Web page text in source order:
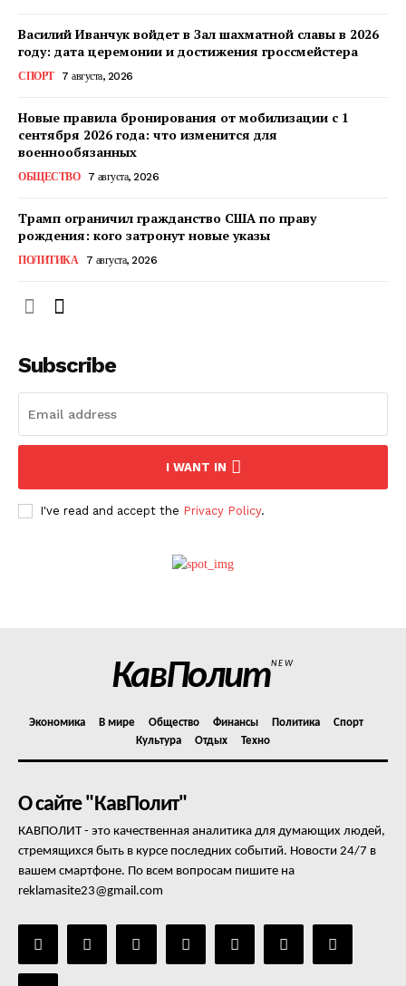
О нас
Политика конфиденциальности
Василий Иванчук войдет в Зал шахматной славы в 2026
году: дата церемонии и достижения гроссмейстера
СПОРТ 7 августа, 2026
Новые правила бронирования от мобилизации с 1
сентября 2026 года: что изменится для
военнообязанных
ОБЩЕСТВО 7 августа, 2026
Трамп ограничил гражданство США по праву
рождения: кого затронут новые указы
ПОЛИТИКА 7 августа, 2026
Subscribe
I WANT IN
I've read and accept the Privacy Policy.
КавПолитNEW
Экономика В мире Общество Финансы Политика
Спорт
Культура
Отдых Техно
О сайте "КавПолит"
КАВПОЛИТ - это качественная аналитика для думающих людей,
стремящихся быть в курсе последних событий. Новости 24/7 в
вашем смартфоне. По всем вопросам пишите на
reklamasite23@gmail.com